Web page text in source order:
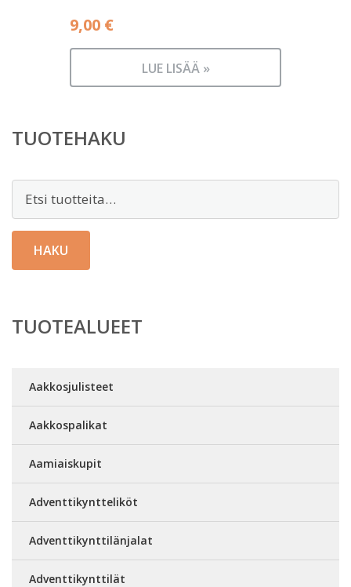
9,00 €
LUE LISÄÄ »
TUOTEHAKU
Etsi:
HAKU
TUOTEALUEET
Aakkosjulisteet
Aakkospalikat
Aamiaiskupit
Adventtikyntteliköt
Adventtikynttilänjalat
Adventtikynttilät